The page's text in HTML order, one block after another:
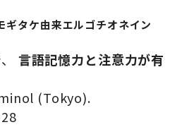
ギタケ由来エルゴチオネイン
言語記憶力と注意力が有
(Tokyo).